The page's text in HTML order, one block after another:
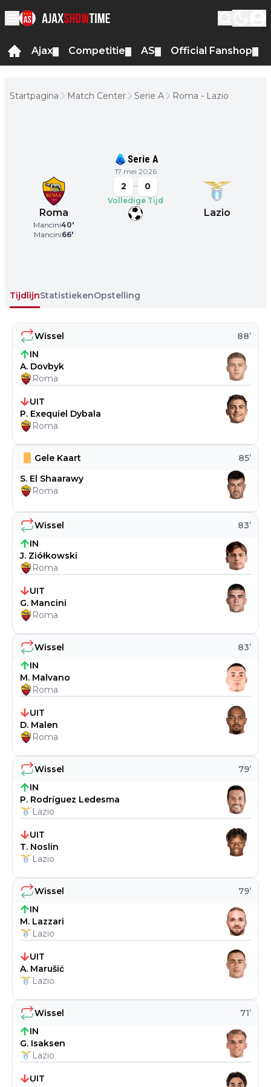
Ajax Competitie AS Official Fanshop
Startpagina Match Center Serie A Roma - Lazio
Serie A
17 mei 2026
Roma
Mancini40'
Mancini66'
2 0
Volledige Tijd
Lazio
TijdlijnStatistiekenOpstelling
Wissel 71’
IN
G. Isaksen
Lazio
UIT
Wissel 79’
IN
M. Lazzari
Lazio
UIT
A. Marušić
Lazio
Wissel 79’
IN
P. Rodríguez Ledesma
Lazio
UIT
T. Noslin
Lazio
Wissel 83’
IN
M. Malvano
Roma
UIT
D. Malen
Roma
Wissel 83’
IN
J. Ziółkowski
Roma
UIT
G. Mancini
Roma
Gele Kaart 85’
S. El Shaarawy
Roma
Wissel 88’
IN
A. Dovbyk
Roma
UIT
P. Exequiel Dybala
Roma